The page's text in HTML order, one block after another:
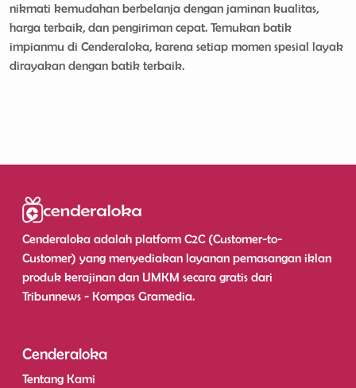
nikmati kemudahan berbelanja dengan jaminan kualitas,
harga terbaik, dan pengiriman cepat. Temukan batik
impianmu di Cenderaloka, karena setiap momen spesial layak
dirayakan dengan batik terbaik.
Cenderaloka adalah platform C2C (Customer-to-
Customer) yang menyediakan layanan pemasangan iklan
produk kerajinan dan UMKM secara gratis dari
Tribunnews - Kompas Gramedia.
Cenderaloka
Tentang Kami